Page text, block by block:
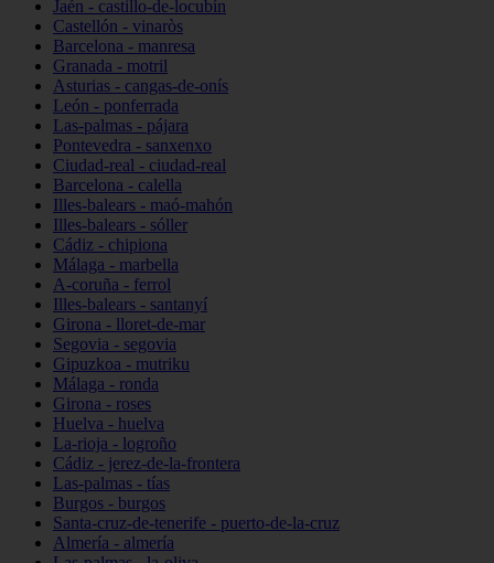
Jaén - castillo-de-locubín
Castellón - vinaròs
Barcelona - manresa
Granada - motril
Asturias - cangas-de-onís
León - ponferrada
Las-palmas - pájara
Pontevedra - sanxenxo
Ciudad-real - ciudad-real
Barcelona - calella
Illes-balears - maó-mahón
Illes-balears - sóller
Cádiz - chipiona
Málaga - marbella
A-coruña - ferrol
Illes-balears - santanyí
Girona - lloret-de-mar
Segovia - segovia
Gipuzkoa - mutriku
Málaga - ronda
Girona - roses
Huelva - huelva
La-rioja - logroño
Cádiz - jerez-de-la-frontera
Las-palmas - tías
Burgos - burgos
Santa-cruz-de-tenerife - puerto-de-la-cruz
Almería - almería